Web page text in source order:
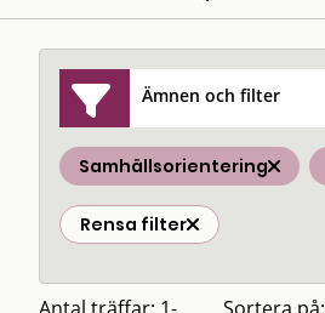
Ämnen och filter
Samhällsorientering
Rensa filter